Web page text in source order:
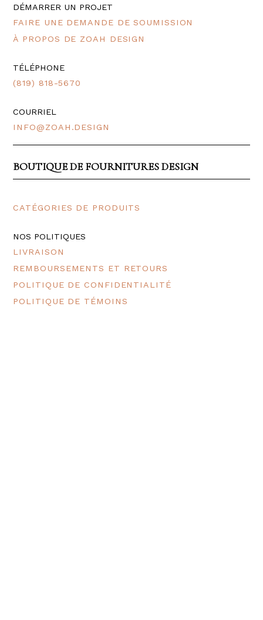
DÉMARRER UN PROJET
FAIRE UNE DEMANDE DE SOUMISSION
À PROPOS DE ZOAH DESIGN
TÉLÉPHONE
(819) 818-5670
COURRIEL
INFO@ZOAH.DESIGN
BOUTIQUE DE FOURNITURES DESIGN
CATÉGORIES DE PRODUITS
NOS POLITIQUES
LIVRAISON
REMBOURSEMENTS ET RETOURS
POLITIQUE DE CONFIDENTIALITÉ
POLITIQUE DE TÉMOINS